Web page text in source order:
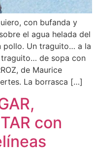
con bufanda y
el agua helada del
pollo. Un traguito… a la
de sopa con
de Maurice
La borrasca […]
con